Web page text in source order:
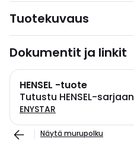
Tuotekuvaus
Dokumentit ja linkit
HENSEL -tuote
Tutustu HENSEL-sarjaan
ENYSTAR
Näytä murupolku